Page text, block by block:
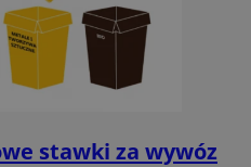
stawki za wywóz